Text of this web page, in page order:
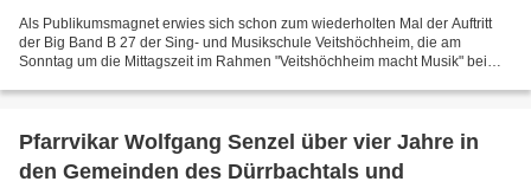
Als Publikumsmagnet erwies sich schon zum wiederholten Mal der Auftritt
der Big Band B 27 der Sing- und Musikschule Veitshöchheim, die am
Sonntag um die Mittagszeit im Rahmen "Veitshöchheim macht Musik" beim
Pfarrvikar Wolfgang Senzel über vier Jahre in
den Gemeinden des Dürrbachtals und